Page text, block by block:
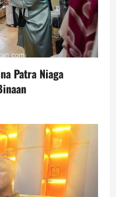
Patra Niaga